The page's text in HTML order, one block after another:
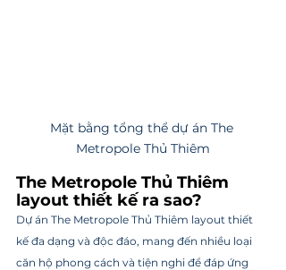
Mặt bằng tổng thể dự án The
Metropole Thủ Thiêm
The Metropole Thủ Thiêm
layout thiết kế ra sao?
Dự án The Metropole Thủ Thiêm layout thiết
kế đa dạng và độc đáo, mang đến nhiều loại
căn hộ phong cách và tiện nghi để đáp ứng